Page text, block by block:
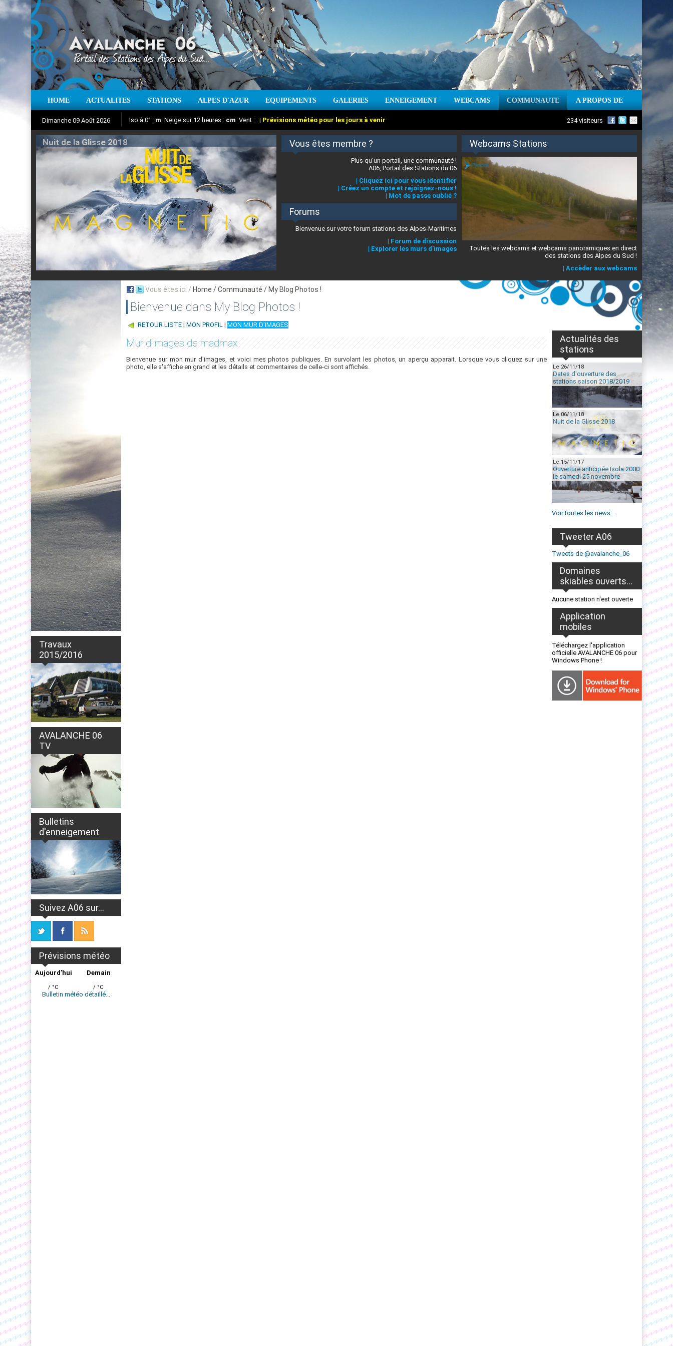
HOME ACTUALITES STATIONS ALPES D'AZUR EQUIPEMENTS GALERIES ENNEIGEMENT WEBCAMS COMMUNAUTE A PROPOS DE
Dimanche 09 Août 2026
Aujourd'hui : T° Min : °C T° Max :°C Prévisions météo pour les jours à venir
Iso à 0° : m Neige sur 12 heures : cm Vent : | Prévisions météo pour les jours à venir
Suivez en direct l'actualité des stations des Alpes-Maritimes
234 visiteurs
Nuit de la Glisse 2018 Vous êtes membre ?
Plus qu'un portail, une communauté !
A06, Portail des Stations du 06
| Cliquez ici pour vous identifier
| Créez un compte et rejoignez-nous !
| Mot de passe oublié ?
Forums
Bienvenue sur votre forum stations des Alpes-Maritimes
| Forum de discussion
| Explorer les murs d'images
Webcams Stations
Toutes les webcams et webcams panoramiques en direct
des stations des Alpes du Sud !
| Accèder aux webcams
Travaux
2015/2016
AVALANCHE 06
TV
Bulletins
d'enneigement
Suivez A06 sur...
Prévisions météo
Aujourd'hui
/ °C
Demain
/ °C
Bulletin météo détaillé...
Vous êtes ici / Home / Communauté / My Blog Photos !
Bienvenue dans My Blog Photos !
RETOUR LISTE | MON PROFIL | MON MUR D'IMAGES
Mur d'images de madmax
Bienvenue sur mon mur d'images, et voici mes photos publiques. En survolant les photos, un aperçu apparait. Lorsque vous cliquez sur une
photo, elle s'affiche en grand et les détails et commentaires de celle-ci sont affichés.
Actualités des
stations
Le 26/11/18
Dates d'ouverture des
stations saison 2018/2019
Le 06/11/18
Nuit de la Glisse 2018
Le 15/11/17
Ouverture anticipée Isola 2000
le samedi 25 novembre
Voir toutes les news...
Tweeter A06
Tweets de @avalanche_06
Domaines
skiables ouverts...
Aucune station n'est ouverte
Application
mobiles
Téléchargez l'application
officielle AVALANCHE 06 pour
Windows Phone !